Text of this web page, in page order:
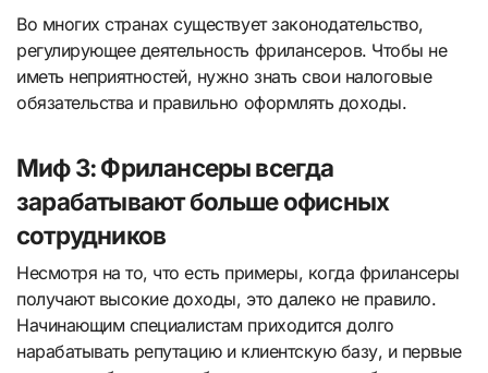
Во многих странах существует законодательство,
регулирующее деятельность фрилансеров. Чтобы не
иметь неприятностей, нужно знать свои налоговые
обязательства и правильно оформлять доходы.
Миф 3: Фрилансеры всегда
зарабатывают больше офисных
сотрудников
Несмотря на то, что есть примеры, когда фрилансеры
получают высокие доходы, это далеко не правило.
Начинающим специалистам приходится долго
нарабатывать репутацию и клиентскую базу, и первые